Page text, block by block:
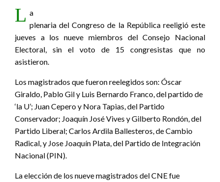
L a
plenaria del Congreso de la República reeligió este
jueves a los nueve miembros del Consejo Nacional
Electoral, sin el voto de 15 congresistas que no
asistieron.
Los magistrados que fueron reelegidos son: Óscar
Giraldo, Pablo Gil y Luis Bernardo Franco, del partido de
‘la U’; Juan Cepero y Nora Tapias, del Partido
Conservador; Joaquín José Vives y Gilberto Rondón, del
Partido Liberal; Carlos Ardila Ballesteros, de Cambio
Radical, y Jose Joaquín Plata, del Partido de Integración
Nacional (PIN).
La elección de los nueve magistrados del CNE fue